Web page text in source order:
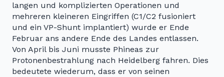
langen und komplizierten Operationen und
mehreren kleineren Eingriffen (C1/C2 fusioniert
und ein VP-Shunt implantiert) wurde er Ende
Februar ans andere Ende des Landes entlassen.
Von April bis Juni musste Phineas zur
Protonenbestrahlung nach Heidelberg fahren. Dies
bedeutete wiederum, dass er von seinen